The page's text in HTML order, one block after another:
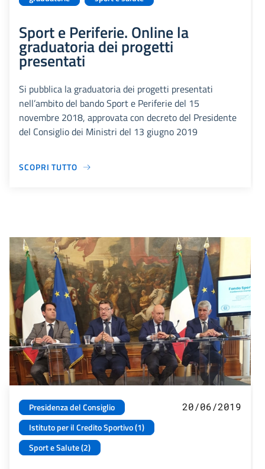
Sport e Periferie. Online la
graduatoria dei progetti
presentati
Si pubblica la graduatoria dei progetti presentati
nell’ambito del bando Sport e Periferie del 15
novembre 2018, approvata con decreto del Presidente
del Consiglio dei Ministri del 13 giugno 2019
SCOPRI TUTTO
Presidenza del Consiglio
Istituto per il Credito Sportivo (1)
Sport e Salute (2)
20/06/2019